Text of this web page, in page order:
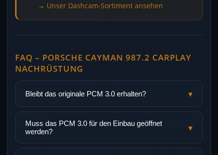
→ Unser Dashcam-Sortiment ansehen
FAQ – PORSCHE CAYMAN 987.2 CARPLAY
NACHRÜSTUNG
Bleibt das originale PCM 3.0 erhalten? ▾
Muss das PCM 3.0 für den Einbau geöffnet
werden?
▾